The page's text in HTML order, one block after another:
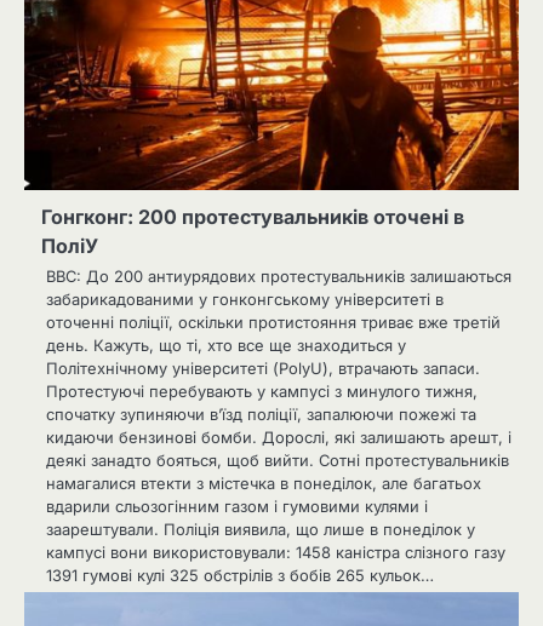
Гонгконг: 200 протестувальників оточені в
ПоліУ
BBC: До 200 антиурядових протестувальників залишаються
забарикадованими у гонконгському університеті в
оточенні поліції, оскільки протистояння триває вже третій
день. Кажуть, що ті, хто все ще знаходиться у
Політехнічному університеті (PolyU), втрачають запаси.
Протестуючі перебувають у кампусі з минулого тижня,
спочатку зупиняючи в’їзд поліції, запалюючи пожежі та
кидаючи бензинові бомби. Дорослі, які залишають арешт, і
деякі занадто бояться, щоб вийти. Сотні протестувальників
намагалися втекти з містечка в понеділок, але багатьох
вдарили сльозогінним газом і гумовими кулями і
заарештували. Поліція виявила, що лише в понеділок у
кампусі вони використовували: 1458 каністра слізного газу
1391 гумові кулі 325 обстрілів з бобів 265 кульок…